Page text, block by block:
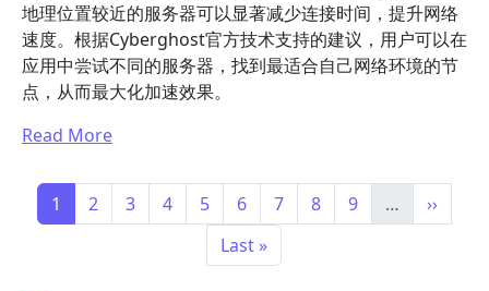
地理位置较近的服务器可以显著减少连接时间，提升网络
速度。根据Cyberghost官方技术支持的建议，用户可以在
应用中尝试不同的服务器，找到最适合自己网络环境的节
点，从而最大化加速效果。
Read More
Pagination
Page
1 Page
2 Page
3 Page
4 Page
5 Page
6 Page
7 Page
8 Page
9 … Next
››
Last page
Last »